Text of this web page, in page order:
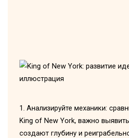
1. Анализируйте механики:
King of New York, важно
создают глубину и